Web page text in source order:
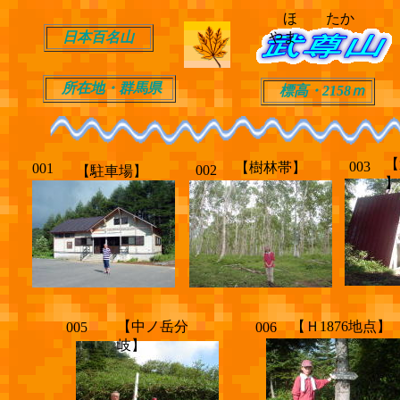
日本百名山
所在地・群馬県
ほ たか
やま
標高・2158ｍ
001 【駐車場】 002 【樹林帯】 003
】
005
【中ノ岳分
岐】
006 【Ｈ1876地点】